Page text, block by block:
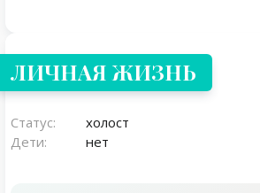
ЛИЧНАЯ ЖИЗНЬ
Статус:
холост
Дети:
нет